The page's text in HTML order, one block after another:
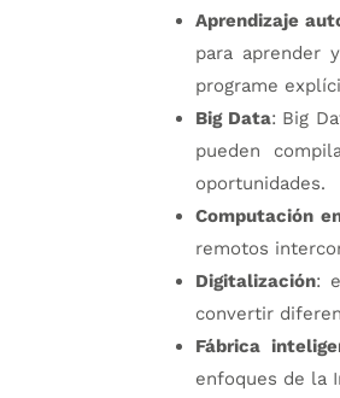
Aprendizaje
para aprender
programe
Big Data: Big
pueden
oportunidades.
Computación
remotos
Digitalización:
convertir
Fábrica
enfoques de la